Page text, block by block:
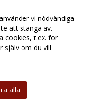
tack 2023-11-13 12:00
kaka tredje
2023-09-23 08:00
vi nödvändiga
att stänga av.
cookies, t.ex. för
själv om du vill
alla